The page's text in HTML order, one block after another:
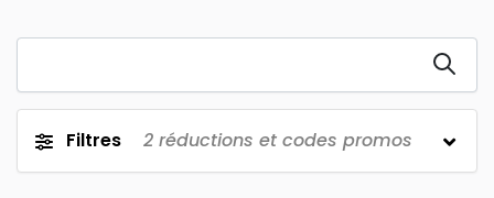
Filtres 2 réductions et codes promos